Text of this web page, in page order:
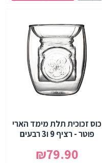
כוס זכוכית תלת מימד הארי
פוטר - רציף 9 ו3 רבעים
₪79.90